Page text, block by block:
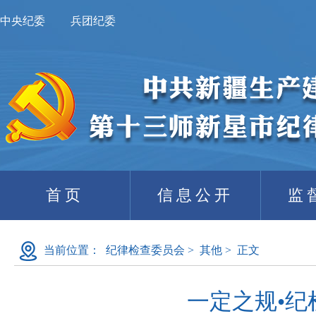
中央纪委 兵团纪委
首页 信息公开 监
当前位置： 纪律检查委员会 > 其他 > 正文
一定之规•